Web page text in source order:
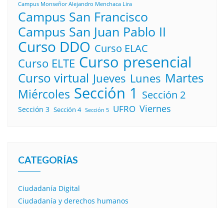
Campus Monseñor Alejandro Menchaca Lira
Campus San Francisco
Campus San Juan Pablo II
Curso DDO Curso ELAC
Curso ELTE Curso presencial
Curso virtual Jueves Lunes Martes
Miércoles Sección 1 Sección 2
Sección 3 Sección 4 Sección 5 UFRO Viernes
CATEGORÍAS
Ciudadanía Digital
Ciudadanía y derechos humanos